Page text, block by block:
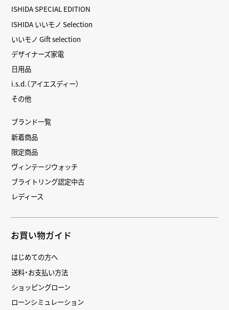
ISHIDA SPECIAL EDITION
ISHIDA いいモノ Selection
いいモノ Gift selection
デザイナーズ家電
日用品
i.s.d.（アイエスディー）
その他
ブランド一覧
新着商品
限定商品
ヴィンテージウォッチ
ブライトリング認定中古
レディース
お買い物ガイド
はじめての方へ
送料・お支払い方法
ショッピングローン
ローンシミュレーション